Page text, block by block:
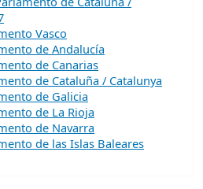
Vasco
de Andalucía
de Canarias
de Cataluña / Catalunya
de Galicia
de La Rioja
de Navarra
de las Islas Baleares